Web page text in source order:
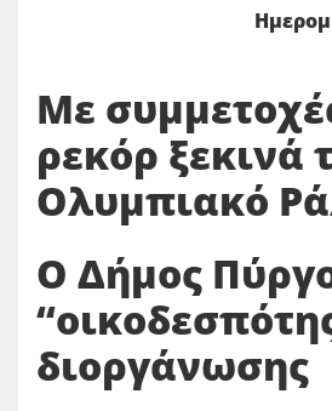
Με
ρεκόρ ξεκινά
Ολυμπιακό
Ο Δήμος
διοργάνωσης